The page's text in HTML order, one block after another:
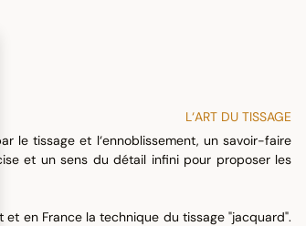
L‘ART DU TISSAGE
le tissage et l‘ennoblissement, un savoir-faire
et un sens du détail infini pour proposer les
en France la technique du tissage "jacquard".